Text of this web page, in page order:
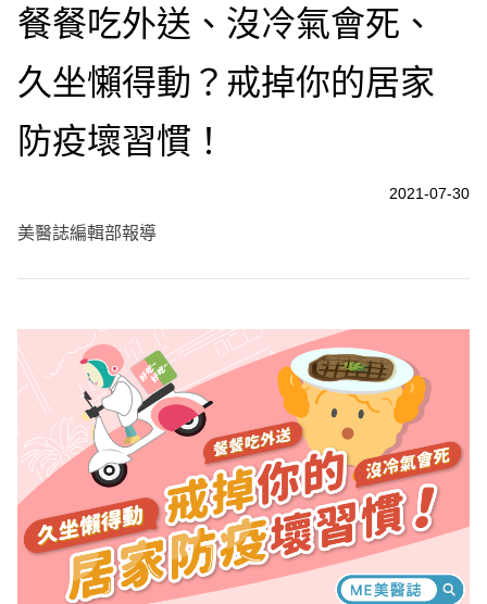
餐餐吃外送、沒冷氣會死、
久坐懶得動？戒掉你的居家
防疫壞習慣！
2021-07-30
美醫誌編輯部報導